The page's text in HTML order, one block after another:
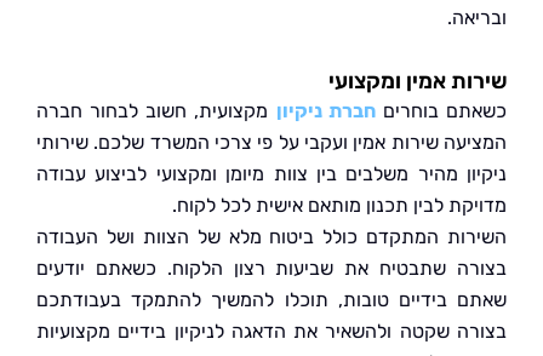
אמין ומקצועי
בוחרים חברת ניקיוןמקצועית, חשוב לבחור חברה
שירות אמין ועקבי על פי צרכי המשרד שלכם. שירותי
מהיר משלבים בין צוות מיומן ומקצועי לביצוע עבודה
לבין תכנון מותאם אישית לכל לקוח.
המתקדם כולל ביטוח מלא של הצוות ושל העבודה
שתבטיח את שביעות רצון הלקוח. כשאתם יודעים
בידיים טובות, תוכלו להמשיך להתמקד בעבודתכם
שקטה ולהשאיר את הדאגה לניקיון בידיים מקצועיות